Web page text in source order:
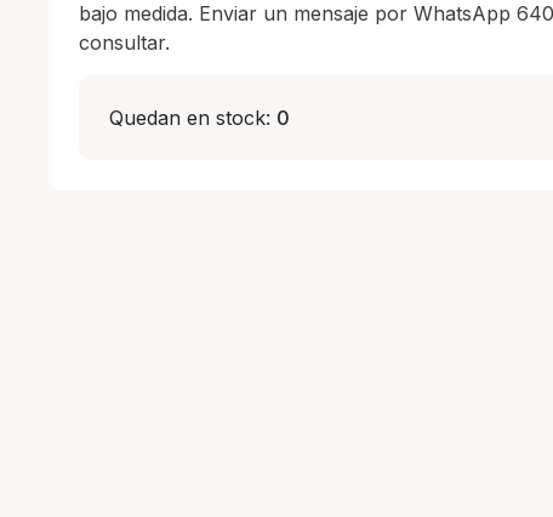
bajo medida. Enviar un mensaje por WhatsApp
consultar.
Quedan en stock: 0